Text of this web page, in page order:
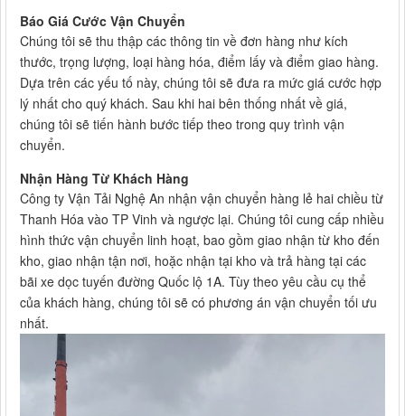
Báo Giá Cước Vận Chuyển
Chúng tôi sẽ thu thập các thông tin về đơn hàng như kích
thước, trọng lượng, loại hàng hóa, điểm lấy và điểm giao hàng.
Dựa trên các yếu tố này, chúng tôi sẽ đưa ra mức giá cước hợp
lý nhất cho quý khách. Sau khi hai bên thống nhất về giá,
chúng tôi sẽ tiến hành bước tiếp theo trong quy trình vận
chuyển.
Nhận Hàng Từ Khách Hàng
Công ty Vận Tải Nghệ An nhận vận chuyển hàng lẻ hai chiều từ
Thanh Hóa vào TP Vinh và ngược lại. Chúng tôi cung cấp nhiều
hình thức vận chuyển linh hoạt, bao gồm giao nhận từ kho đến
kho, giao nhận tận nơi, hoặc nhận tại kho và trả hàng tại các
bãi xe dọc tuyến đường Quốc lộ 1A. Tùy theo yêu cầu cụ thể
của khách hàng, chúng tôi sẽ có phương án vận chuyển tối ưu
nhất.